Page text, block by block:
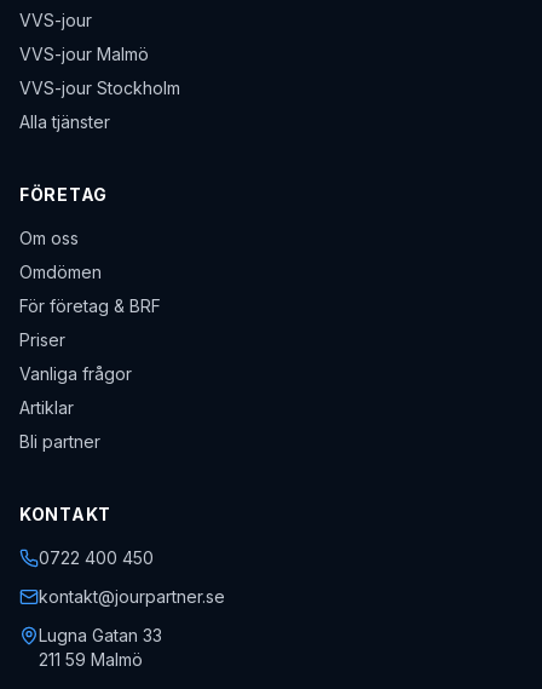
VVS-jour
VVS-jour Malmö
VVS-jour Stockholm
Alla tjänster
FÖRETAG
Om oss
Omdömen
För företag & BRF
Priser
Vanliga frågor
Artiklar
Bli partner
KONTAKT
0722 400 450
kontakt@jourpartner.se
Lugna Gatan 33
211 59 Malmö